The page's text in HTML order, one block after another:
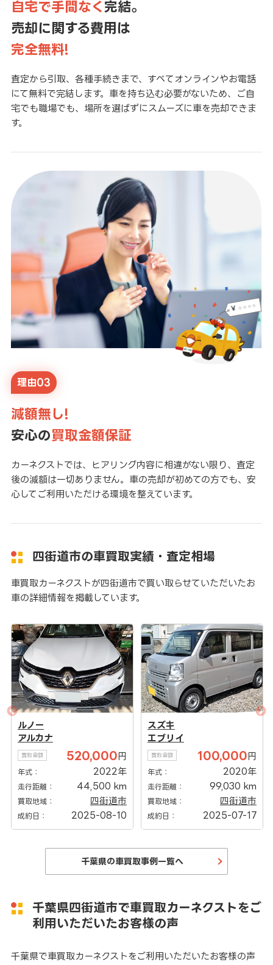
自宅で手間なく 完結。
売却に関する費用は
完全無料!
査定から引取、各種手続きまで、すべてオンラインやお電話
にて無料で完結します。車を持ち込む必要がないため、ご自
宅でも職場でも、場所を選ばずにスムーズに車を売却できま
す。
理由03
減額無し!
安心の買取金額保証
カーネクストでは、ヒアリング内容に相違がない限り、査定
後の減額は一切ありません。車の売却が初めての方でも、安
心してご利用いただける環境を整えています。
四街道市の車買取実績・査定相場
車買取カーネクストが四街道市で買い取らせていただいたお
車の詳細情報を掲載しています。
ルノー
アルカナ
買取金額 520,000 円
年式： 2022年
走行距離： 44,500 km
買取地域： 四街道市
成約日： 2025-08-10
スズキ
エブリイ
買取金額 100,000 円
年式： 2020年
走行距離： 99,030 km
買取地域： 四街道市
成約日： 2025-07-17
千葉県の車買取事例一覧へ
千葉県四街道市で車買取カーネクストをご
利用いただいたお客様の声
千葉県で車買取カーネクストをご利用いただいたお客様の声